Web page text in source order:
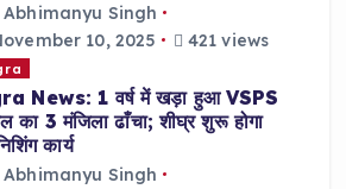
Abhimanyu Singh
10, 2025
421 views
News: 1 वर्ष में खड़ा हुआ VSPS
का 3 मंजिला ढाँचा; शीघ्र शुरू होगा
कार्य
Abhimanyu Singh